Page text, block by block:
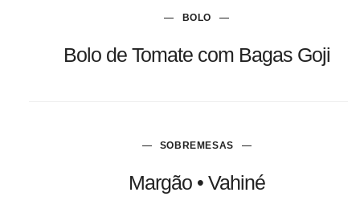
BOLO
Bolo de Tomate com Bagas Goji
SOBREMESAS
Margão • Vahiné